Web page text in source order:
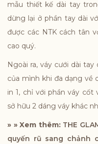
mẫu thiết kế dài tay
dừng lại ở phần tay dài
được các NTK cách tân
cao quý.
Ngoài ra, váy cưới dài
của mình khi đa dạng về
in 1, chỉ với phần váy cốt
sở hữu 2 dáng váy khác
» » Xem thêm: THE
quyến rũ sang chảnh